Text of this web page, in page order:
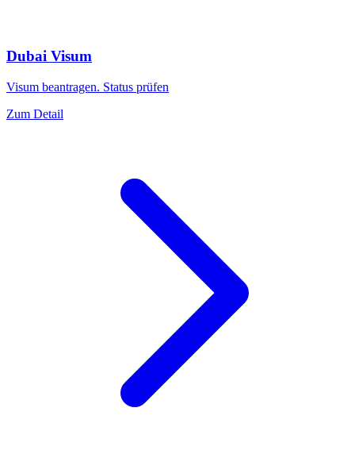
Dubai Visum
Visum beantragen. Status prüfen
Zum Detail